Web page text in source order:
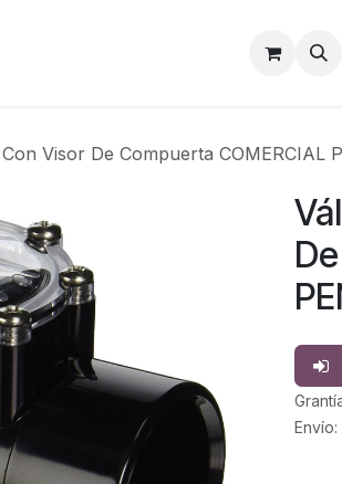
Visor De Compuerta COMERCIAL